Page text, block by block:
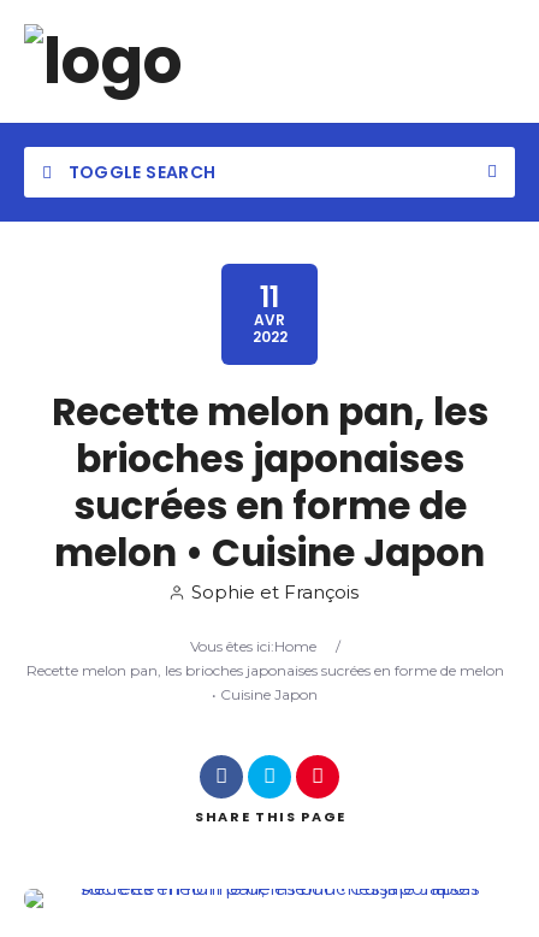
TOGGLE SEARCH
11
AVR
2022
Recette melon pan, les
brioches japonaises
sucrées en forme de
melon • Cuisine Japon
Sophie et François
Vous êtes ici:Home
/
Recette melon pan, les brioches japonaises sucrées en forme de melon
• Cuisine Japon
SHARE THIS PAGE